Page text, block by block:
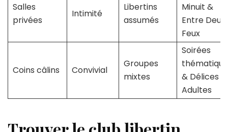
Salles
privées
Intimité
Libertins
assumés
Minuit &
Entre Deux
Feux
Coins câlins Convivial
Groupes
mixtes
Soirées
& Délices
Adultes